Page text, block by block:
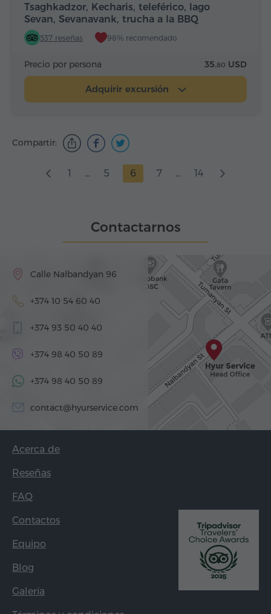
Tsaghkadzor, Kecharis, teleférico, lago
Sevan, Sevanavank, trucha a la BBQ
537 reseñas 98% recomendado
Precio por persona 35.80 USD
Adquirir excursión
Compartir:
1 ... 5 6 7 ... 14
Contactarnos
Calle Nalbandyan 96
+374 10 54 60 40
+374 93 50 40 40
+374 98 40 50 89
+374 98 40 50 89
contact@hyurservice.com
Acerca de
Reseñas
FAQ
Contactos
Equipo
Blog
Galería